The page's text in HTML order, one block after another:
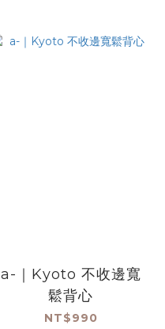
a-｜Kyoto 不收邊寬
鬆背心
NT$990